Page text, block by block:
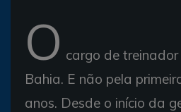
O cargo de
Bahia. E não pela
anos. Desde o início da